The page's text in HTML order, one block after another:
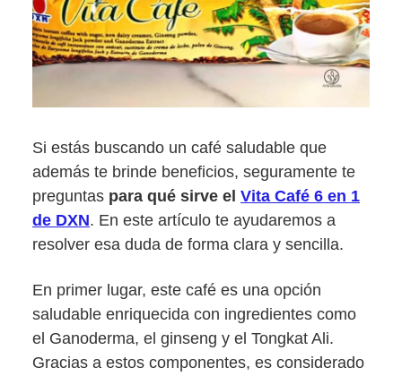
Si estás buscando un café saludable que
además te brinde beneficios, seguramente te
preguntas para qué sirve el Vita Café 6 en 1
de DXN. En este artículo te ayudaremos a
resolver esa duda de forma clara y sencilla.
En primer lugar, este café es una opción
saludable enriquecida con ingredientes como
el Ganoderma, el ginseng y el Tongkat Ali.
Gracias a estos componentes, es considerado